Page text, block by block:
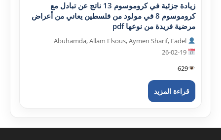
زيادة جزئية في كروموسوم 13 ناتج عن تبادل مع
كروموسوم 8 في مولود من فلسطين يعاني من أعراض
مرضية فريدة من نوعها pdf
629
قراءة المزيد